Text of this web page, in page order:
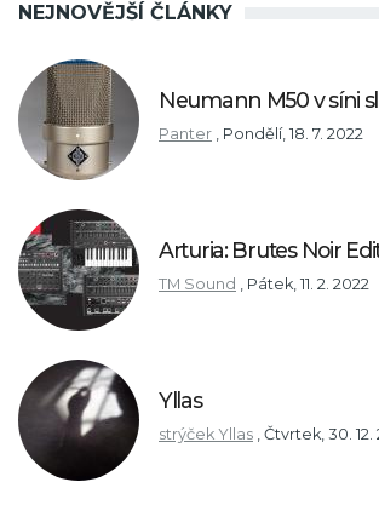
NEJNOVĚJŠÍ ČLÁNKY
Neumann M50 v síni
Panter Pondělí, 18. 7. 2022
Arturia: Brutes Noir
TM Sound Pátek, 11. 2. 2022
Yllas
strýček Yllas Čtvrtek, 30. 12.